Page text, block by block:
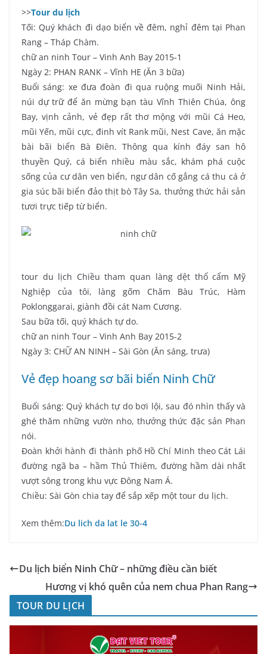
>>Tour du lịch
Tối: Quý khách đi dạo biển về đêm, nghỉ đêm tại Phan
Rang – Tháp Chàm.
chữ an ninh Tour – Vinh Anh Bay 2015-1
Ngày 2: PHAN RANK – Vĩnh HE (Ăn 3 bữa)
Buổi sáng: xe đưa đoàn đi qua ruộng muối Ninh Hải,
núi dự trữ để ăn mừng bạn tàu Vĩnh Thiên Chúa, ông
Bay, vịnh cảnh, vẻ đẹp rất thơ mộng với mũi Cá Heo,
mũi Yến, mũi cực, đinh vít Rank mũi, Nest Cave, ăn mặc
bài bãi biển Bà Điên. Thông qua kính đáy san hô
thuyền Quý, cá biển nhiều màu sắc, khám phá cuộc
sống của cư dân ven biển, ngư dân cố gắng cá thu cá ở
gia súc bãi biển đảo thịt bò Tây Sa, thưởng thức hải sản
tươi trực tiếp từ biển.
tour du lịch Chiều tham quan làng dệt thổ cẩm Mỹ
Nghiệp của tôi, làng gốm Chăm Bàu Trúc, Hàm
Poklonggarai, giành đồi cát Nam Cương.
Sau bữa tối, quý khách tự do.
chữ an ninh Tour – Vinh Anh Bay 2015-2
Ngày 3: CHỮ AN NINH – Sài Gòn (Ăn sáng, trưa)
Vẻ đẹp hoang sơ bãi biển Ninh Chữ
Buổi sáng: Quý khách tự do bơi lội, sau đó nhìn thấy và
ghé thăm những vườn nho, thưởng thức đặc sản Phan
nói.
Đoàn khởi hành đi thành phố Hồ Chí Minh theo Cát Lái
đường ngã ba – hầm Thủ Thiêm, đường hầm dài nhất
vượt sông trong khu vực Đông Nam Á.
Chiều: Sài Gòn chia tay để sắp xếp một tour du lịch.
Xem thêm:Du lich da lat le 30-4
Du lịch biển Ninh Chữ – những điều cần biết
Hương vị khó quên của nem chua Phan Rang
TOUR DU LỊCH